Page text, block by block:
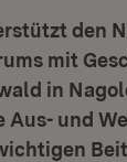
den
mit
in
Aus- und